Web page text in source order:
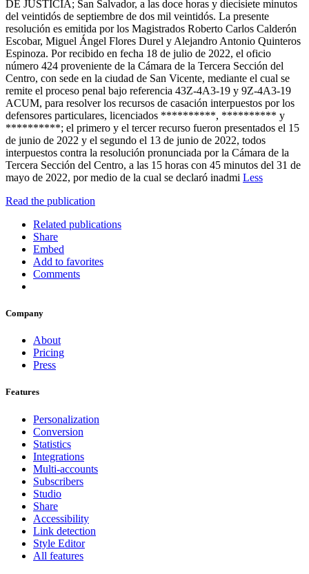
DE JUSTICIA; San Salvador, a las doce horas y diecisiete minutos
del veintidós de septiembre de dos mil veintidós. La presente
resolución es emitida por los Magistrados Roberto Carlos Calderón
Escobar, Miguel Ángel Flores Durel y Alejandro Antonio Quinteros
Espinoza. Por recibido en fecha 18 de julio de 2022, el oficio
número 424 proveniente de la Cámara de la Tercera Sección del
Centro, con sede en la ciudad de San Vicente, mediante el cual se
remite el proceso penal bajo referencia 43Z-4A3-19 y 9Z-4A3-19
ACUM, para resolver los recursos de casación interpuestos por los
defensores particulares, licenciados **********, ********** y
**********; el primero y el tercer recurso fueron presentados el 15
de junio de 2022 y el segundo el 13 de junio de 2022, todos
interpuestos contra la resolución pronunciada por la Cámara de la
Tercera Sección del Centro, a las 15 horas con 45 minutos del 31 de
mayo de 2022, por medio de la cual se declaró inadmi Less
Read the publication
Related publications
Share
Embed
Add to favorites
Comments
Company
About
Pricing
Press
Features
Personalization
Conversion
Statistics
Integrations
Multi-accounts
Subscribers
Studio
Share
Accessibility
Link detection
Style Editor
All features